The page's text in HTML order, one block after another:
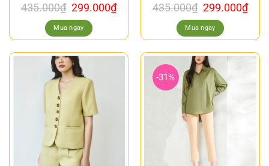
435.000₫ 299.000₫
Mua ngay
435.000₫ 299.000₫
Mua ngay
-31%